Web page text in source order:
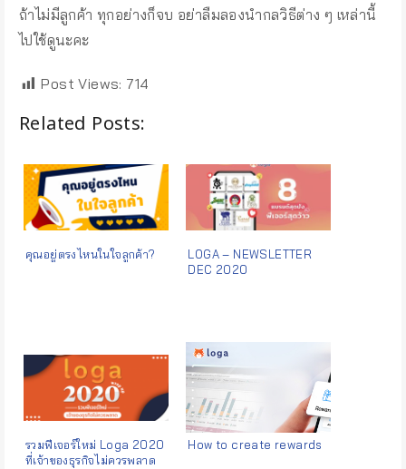
ถ้าไม่มีลูกค้า ทุกอย่างก็จบ อย่าลืมลองนำกลวิธีต่าง ๆ เหล่านี้
ไปใช้ดูนะคะ
Post Views: 714
Related Posts:
คุณอยู่ตรงไหนในใจลูกค้า?
LOGA – NEWSLETTER
DEC 2020
รวมฟีเจอร์ใหม่ Loga 2020
ที่เจ้าของธุรกิจไม่ควรพลาด
How to create rewards